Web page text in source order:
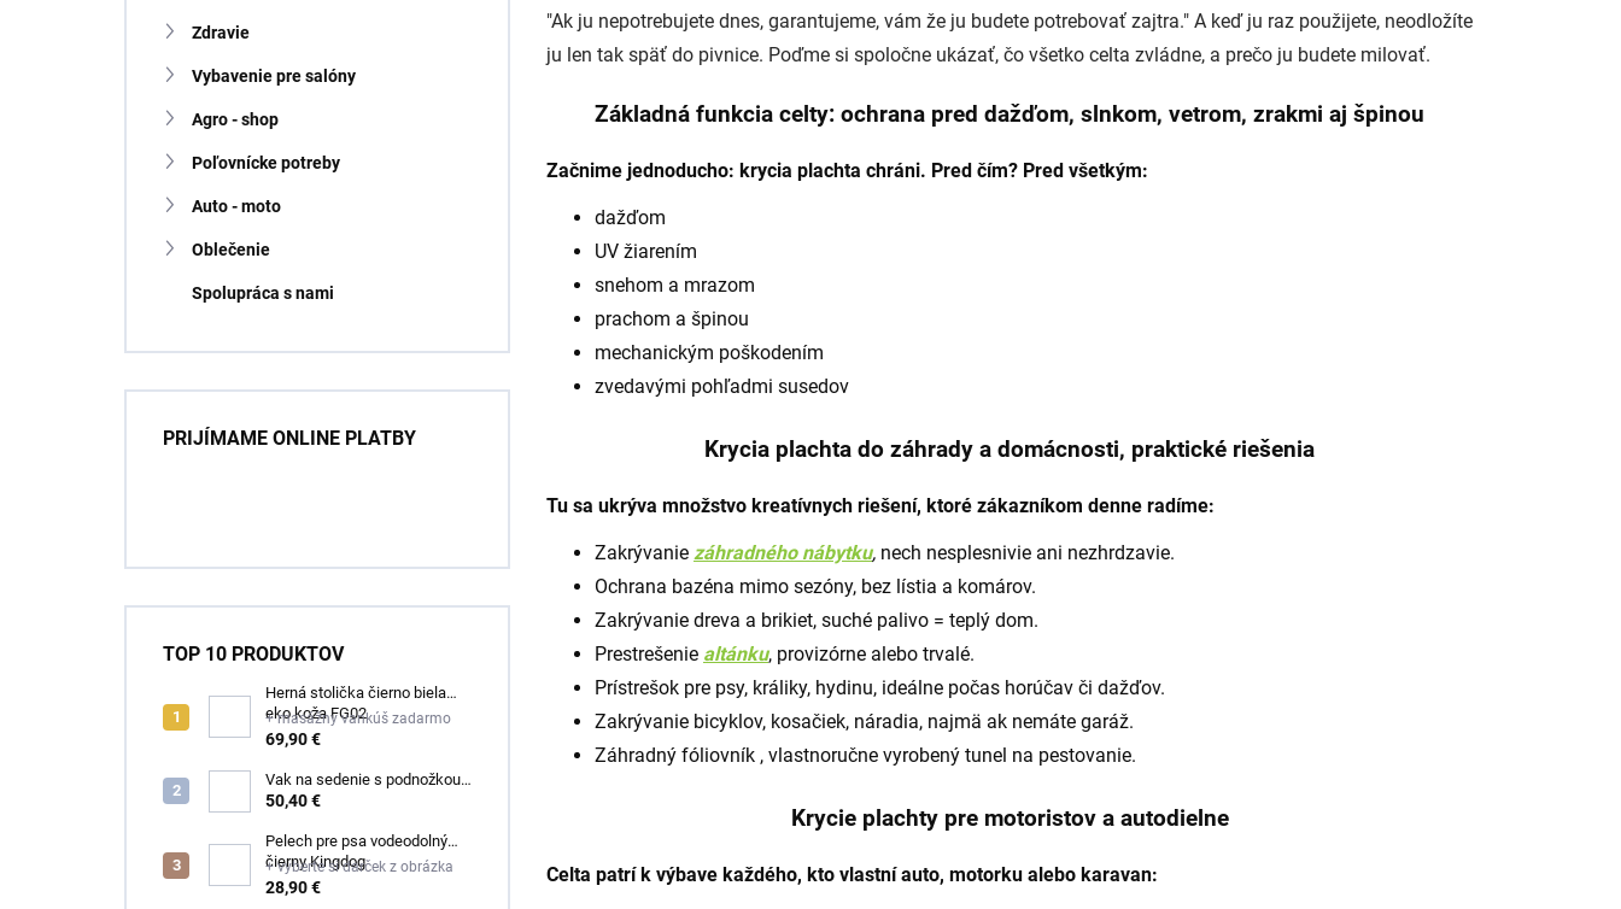
Zdravie
Vybavenie pre salóny
Agro - shop
Poľovnícke potreby
Auto - moto
Oblečenie
Spolupráca s nami
PRIJÍMAME ONLINE PLATBY
TOP 10 PRODUKTOV
Herná stolička čierno biela
eko koža FG02
+ masážny vankúš zadarmo
69,90 €
Vak na sedenie s podnožkou
čierny ekokoža
50,40 €
Pelech pre psa vodeodolný
čierny Kingdog
+ vyberte si darček z obrázka
28,90 €
"Ak ju nepotrebujete dnes, garantujeme, vám že ju budete potrebovať zajtra." A keď ju raz použijete, neodložíte
ju len tak späť do pivnice. Poďme si spoločne ukázať, čo všetko celta zvládne, a prečo ju budete milovať.
Základná funkcia celty: ochrana pred dažďom, slnkom, vetrom, zrakmi aj špinou
Začnime jednoducho: krycia plachta chráni. Pred čím? Pred všetkým:
dažďom
UV žiarením
snehom a mrazom
prachom a špinou
mechanickým poškodením
zvedavými pohľadmi susedov
Krycia plachta do záhrady a domácnosti, praktické riešenia
Tu sa ukrýva množstvo kreatívnych riešení, ktoré zákazníkom denne radíme:
Zakrývanie záhradného nábytku, nech nesplesnivie ani nezhrdzavie.
Ochrana bazéna mimo sezóny, bez lístia a komárov.
Zakrývanie dreva a brikiet, suché palivo = teplý dom.
Prestrešenie altánku, provizórne alebo trvalé.
Prístrešok pre psy, králiky, hydinu, ideálne počas horúčav či dažďov.
Zakrývanie bicyklov, kosačiek, náradia, najmä ak nemáte garáž.
Záhradný fóliovník , vlastnoručne vyrobený tunel na pestovanie.
Krycie plachty pre motoristov a autodielne
Celta patrí k výbave každého, kto vlastní auto, motorku alebo karavan: